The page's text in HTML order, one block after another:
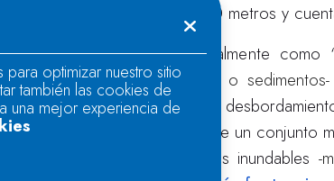
a lo largo de un tramo de 50 metros y
las denominadas coloquialmente como
del agua, como troncos o sedimentos-
se centra en prevenir
riesgo de inundación requiere un conjunto
la ocupación de las zonas inundables-
optimizar nuestro sitio
también las cookies de
una mejor experiencia de